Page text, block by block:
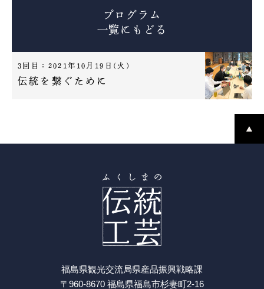
プログラム
一覧にもどる
3回目： 2021年10月19日(火)
伝統を繋ぐために
福島県観光交流局県産品振興戦略課
〒960-8670 福島県福島市杉妻町2-16